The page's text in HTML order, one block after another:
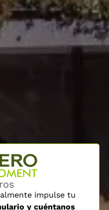
impulse tu
y cuéntanos